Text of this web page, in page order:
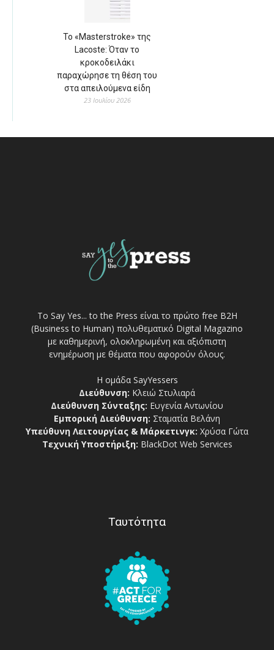
Το «Masterstroke» της
Lacoste: Όταν το
κροκοδειλάκι
παραχώρησε τη θέση του
στα απειλούμενα είδη
23 Ιουλίου 2026
Το Say Yes... to the Press είναι το πρώτο free Β2Η
(Business to Human) πολυθεματικό Digital Magazino
με καθημερινή, ολοκληρωμένη και αξιόπιστη
ενημέρωση με θέματα που αφορούν όλους.
Η ομάδα SayYessers
Διεύθυνση: Κλειώ Στυλιαρά
Διεύθυνση Σύνταξης: Ευγενία Αντωνίου
Εμπορική Διεύθυνση: Σταματία Βελάνη
Υπεύθυνη Λειτουργίας & Μάρκετινγκ: Χρύσα Γώτα
Τεχνική Υποστήριξη: BlackDot Web Services
Ταυτότητα